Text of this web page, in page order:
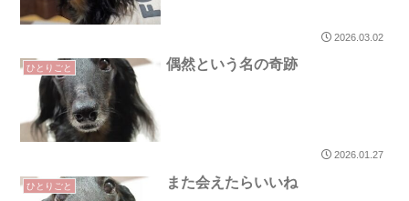
2026.03.02
ひとりごと 偶然という名の奇跡
2026.01.27
ひとりごと また会えたらいいね